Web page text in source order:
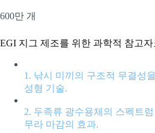
600만 개
EGI 지그 제조를 위한 과학적 참고자
1. 낚시 미끼의 구조적 무결성
성형 기술.
2. 두족류 광수용체의 스펙트
무라 마감의 효과.